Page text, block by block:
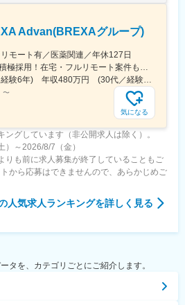
める業務Advan(BREXAグループ)
モート有／医薬関連／年休127日
【転勤なし・首都圏で積極採用！在宅・フルリモート案件も有り！大手・優良企業が中心♪】■本社／大阪市淀川区宮原3-5-36 新大阪トラストタワー19F変更の範囲、上記を除く当社関連勤務地◆プロジェクト先例東京23区内、横浜、大宮、千葉、その他＜配属先最寄り駅の一例＞飯田橋／日本橋／浜松町／信濃町／四ツ谷／池袋／蒲田 など※過去の配属先は勤務地一覧に記載◆POINT！#大手企業など約300社の取引先あり！（製薬メーカー、製薬関連企業、化粧品関連企業、臨床研究センターなど）#最寄り駅から徒歩5～10分圏内の通いやすいオフィス＃在宅勤務・在宅プロジェクト多数＃定時退社基本＆土日祝休み＃安定性抜群の医療業界で事務として活躍＃未経験入社8割×研修センターで手厚くフォロー＃産育休の取得実績100％#転居を伴う転勤なし※受動喫煙対策：オフィス内禁煙
年収500万円 (40代／経験6年) 年収480万円 (30代／経験4年)
〜
気になる
グしています（非公開求人は除く）。
～2026/8/7（金）
りも前に求人募集が終了していることもご
から応募はできませんので、あらかじめご
人気求人ランキングを詳しく見る
タを、カテゴリごとにご紹介します。